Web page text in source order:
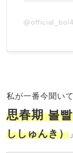
私が一番今聞い
思春期 볼
ししゅんき）」